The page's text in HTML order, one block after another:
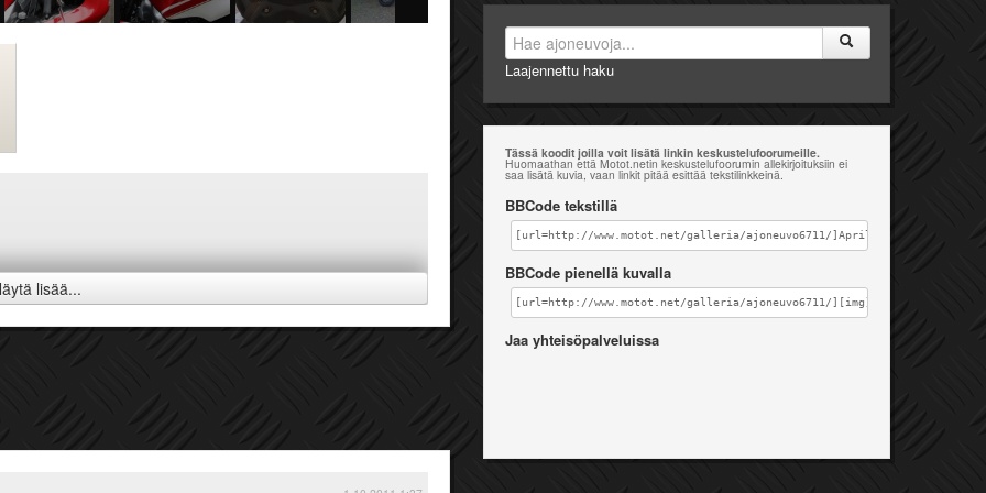
lisää...
Laajennettu haku
Tässä koodit joilla voit lisätä linkin keskustelufoorumeille.
Huomaathan että Motot.netin keskustelufoorumin allekirjoituksiin ei
saa lisätä kuvia, vaan linkit pitää esittää tekstilinkkeinä.
BBCode tekstillä
[url=http://www.motot.net/galleria/ajoneuvo6711/]Aprilia RS 250 [/url]
BBCode pienellä kuvalla
[url=http://www.motot.net/galleria/ajoneuvo6711/][img]http://
Jaa yhteisöpalveluissa